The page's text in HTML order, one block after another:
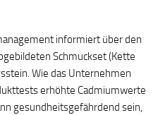
informiert über den
Schmuckset (Kette
Wie das Unternehmen
erhöhte Cadmiumwerte
gesundheitsgefährdend sein,